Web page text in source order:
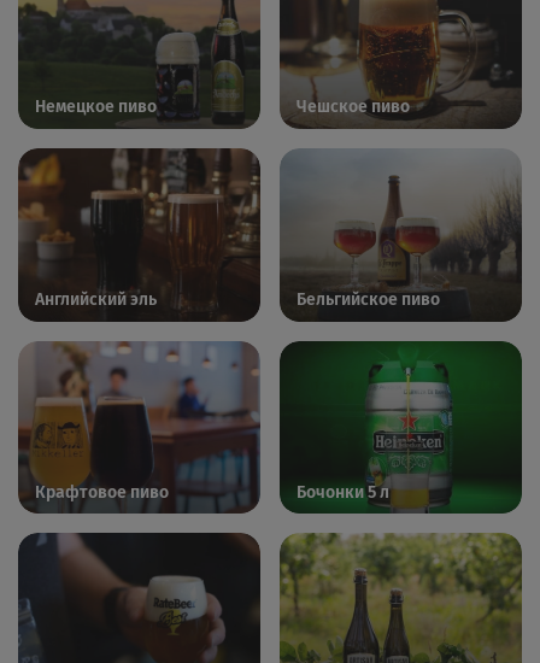
Немецкое пиво Чешское пиво
Английский эль Бельгийское пиво
Крафтовое пиво Бочонки 5 л